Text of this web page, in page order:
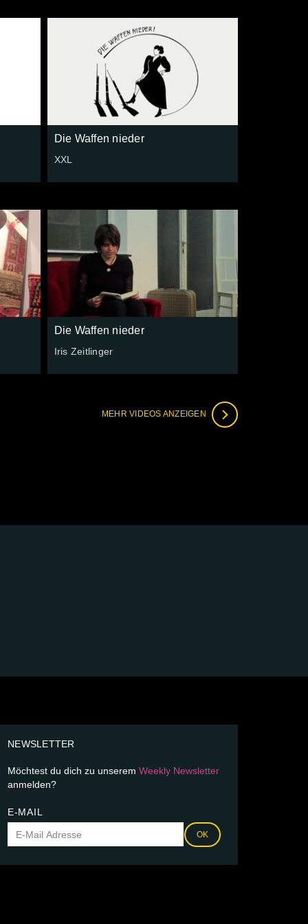
Die Waffen nieder
XXL
Die Waffen nieder
Iris Zeitlinger
MEHR VIDEOS ANZEIGEN
NEWSLETTER
Möchtest du dich zu unserem Weekly Newsletter
anmelden?
E-MAIL
OK